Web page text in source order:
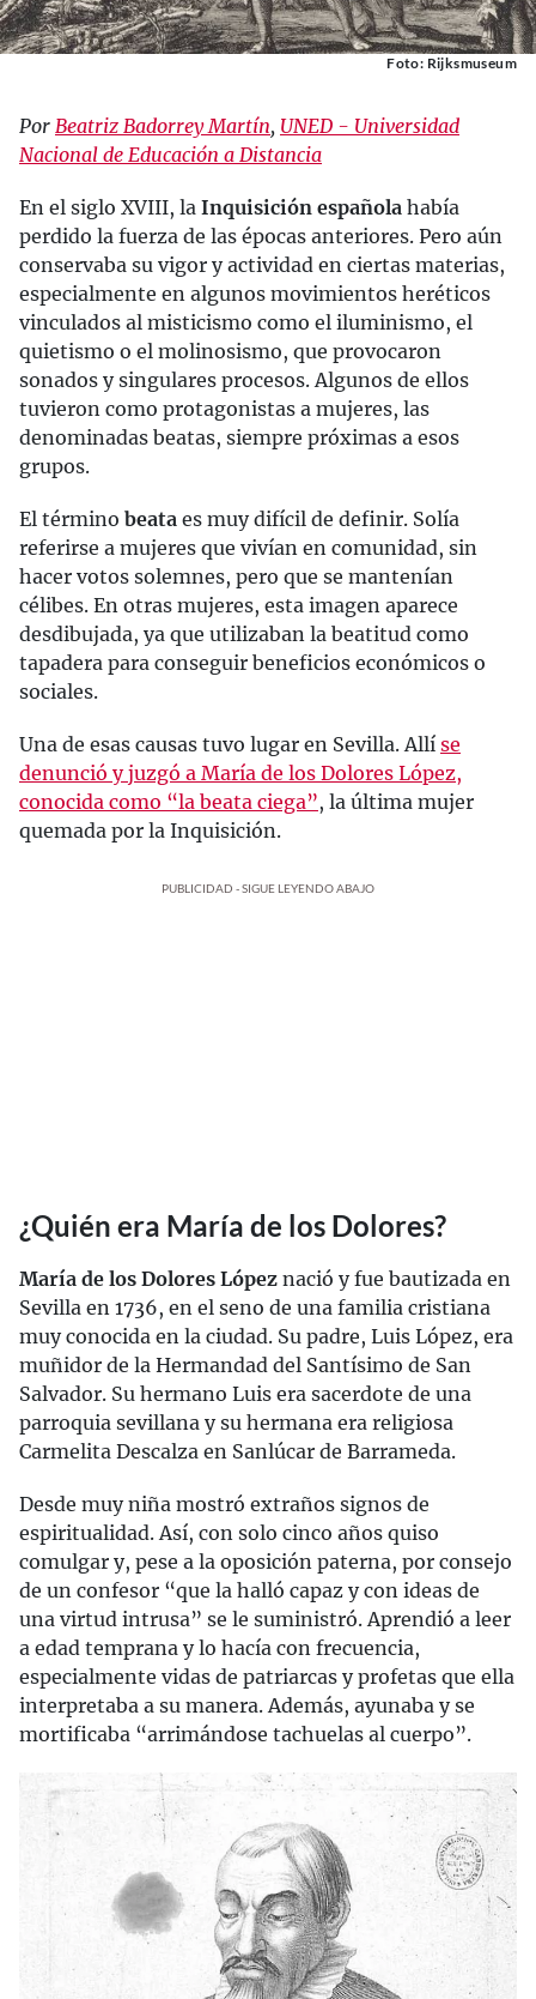
Foto: Rijksmuseum
Por Beatriz Badorrey Martín, UNED - Universidad
Nacional de Educación a Distancia
En el siglo XVIII, la Inquisición española había
perdido la fuerza de las épocas anteriores. Pero aún
conservaba su vigor y actividad en ciertas materias,
especialmente en algunos movimientos heréticos
vinculados al misticismo como el iluminismo, el
quietismo o el molinosismo, que provocaron
sonados y singulares procesos. Algunos de ellos
tuvieron como protagonistas a mujeres, las
denominadas beatas, siempre próximas a esos
grupos.
El término beata es muy difícil de definir. Solía
referirse a mujeres que vivían en comunidad, sin
hacer votos solemnes, pero que se mantenían
célibes. En otras mujeres, esta imagen aparece
desdibujada, ya que utilizaban la beatitud como
tapadera para conseguir beneficios económicos o
sociales.
Una de esas causas tuvo lugar en Sevilla. Allí se
denunció y juzgó a María de los Dolores López,
conocida como “la beata ciega”, la última mujer
quemada por la Inquisición.
PUBLICIDAD - SIGUE LEYENDO ABAJO
¿Quién era María de los Dolores?
María de los Dolores López nació y fue bautizada en
Sevilla en 1736, en el seno de una familia cristiana
muy conocida en la ciudad. Su padre, Luis López, era
muñidor de la Hermandad del Santísimo de San
Salvador. Su hermano Luis era sacerdote de una
parroquia sevillana y su hermana era religiosa
Carmelita Descalza en Sanlúcar de Barrameda.
Desde muy niña mostró extraños signos de
espiritualidad. Así, con solo cinco años quiso
comulgar y, pese a la oposición paterna, por consejo
de un confesor “que la halló capaz y con ideas de
una virtud intrusa” se le suministró. Aprendió a leer
a edad temprana y lo hacía con frecuencia,
especialmente vidas de patriarcas y profetas que ella
interpretaba a su manera. Además, ayunaba y se
mortificaba “arrimándose tachuelas al cuerpo”.